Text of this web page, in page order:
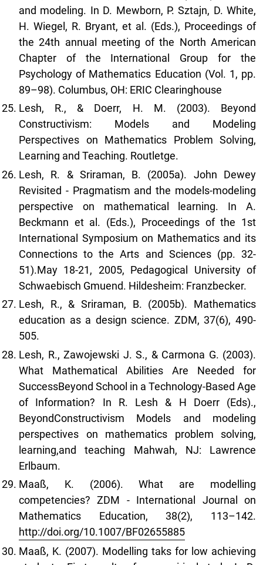
and modeling. In D. Mewborn, P. Sztajn, D. White,
H. Wiegel, R. Bryant, et al. (Eds.), Proceedings of
the 24th annual meeting of the North American
Chapter of the International Group for the
Psychology of Mathematics Education (Vol. 1, pp.
89–98). Columbus, OH: ERIC Clearinghouse
Lesh, R., & Doerr, H. M. (2003). Beyond
Constructivism: Models and Modeling
Perspectives on Mathematics Problem Solving,
Learning and Teaching. Routletge.
Lesh, R. & Sriraman, B. (2005a). John Dewey
Revisited - Pragmatism and the models-modeling
perspective on mathematical learning. In A.
Beckmann et al. (Eds.), Proceedings of the 1st
International Symposium on Mathematics and its
Connections to the Arts and Sciences (pp. 32-
51).May 18-21, 2005, Pedagogical University of
Schwaebisch Gmuend. Hildesheim: Franzbecker.
Lesh, R., & Sriraman, B. (2005b). Mathematics
education as a design science. ZDM, 37(6), 490-
505.
Lesh, R., Zawojewski J. S., & Carmona G. (2003).
What Mathematical Abilities Are Needed for
SuccessBeyond School in a Technology-Based Age
of Information? In R. Lesh & H Doerr (Eds).,
BeyondConstructivism Models and modeling
perspectives on mathematics problem solving,
learning,and teaching Mahwah, NJ: Lawrence
Erlbaum.
Maaß, K. (2006). What are modelling
competencies? ZDM - International Journal on
Mathematics Education, 38(2), 113–142.
http://doi.org/10.1007/BF02655885
Maaß, K. (2007). Modelling taks for low achieving